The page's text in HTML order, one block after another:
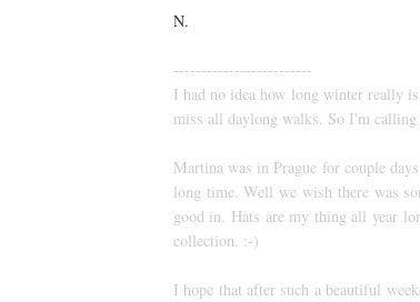
N.
-------------------------
I had no idea how long winter really
miss all daylong walks. So I'm
Martina was in Prague for couple
long time. Well we wish there was
good in. Hats are my thing all year
collection. :-)
I hope that after such a beautiful